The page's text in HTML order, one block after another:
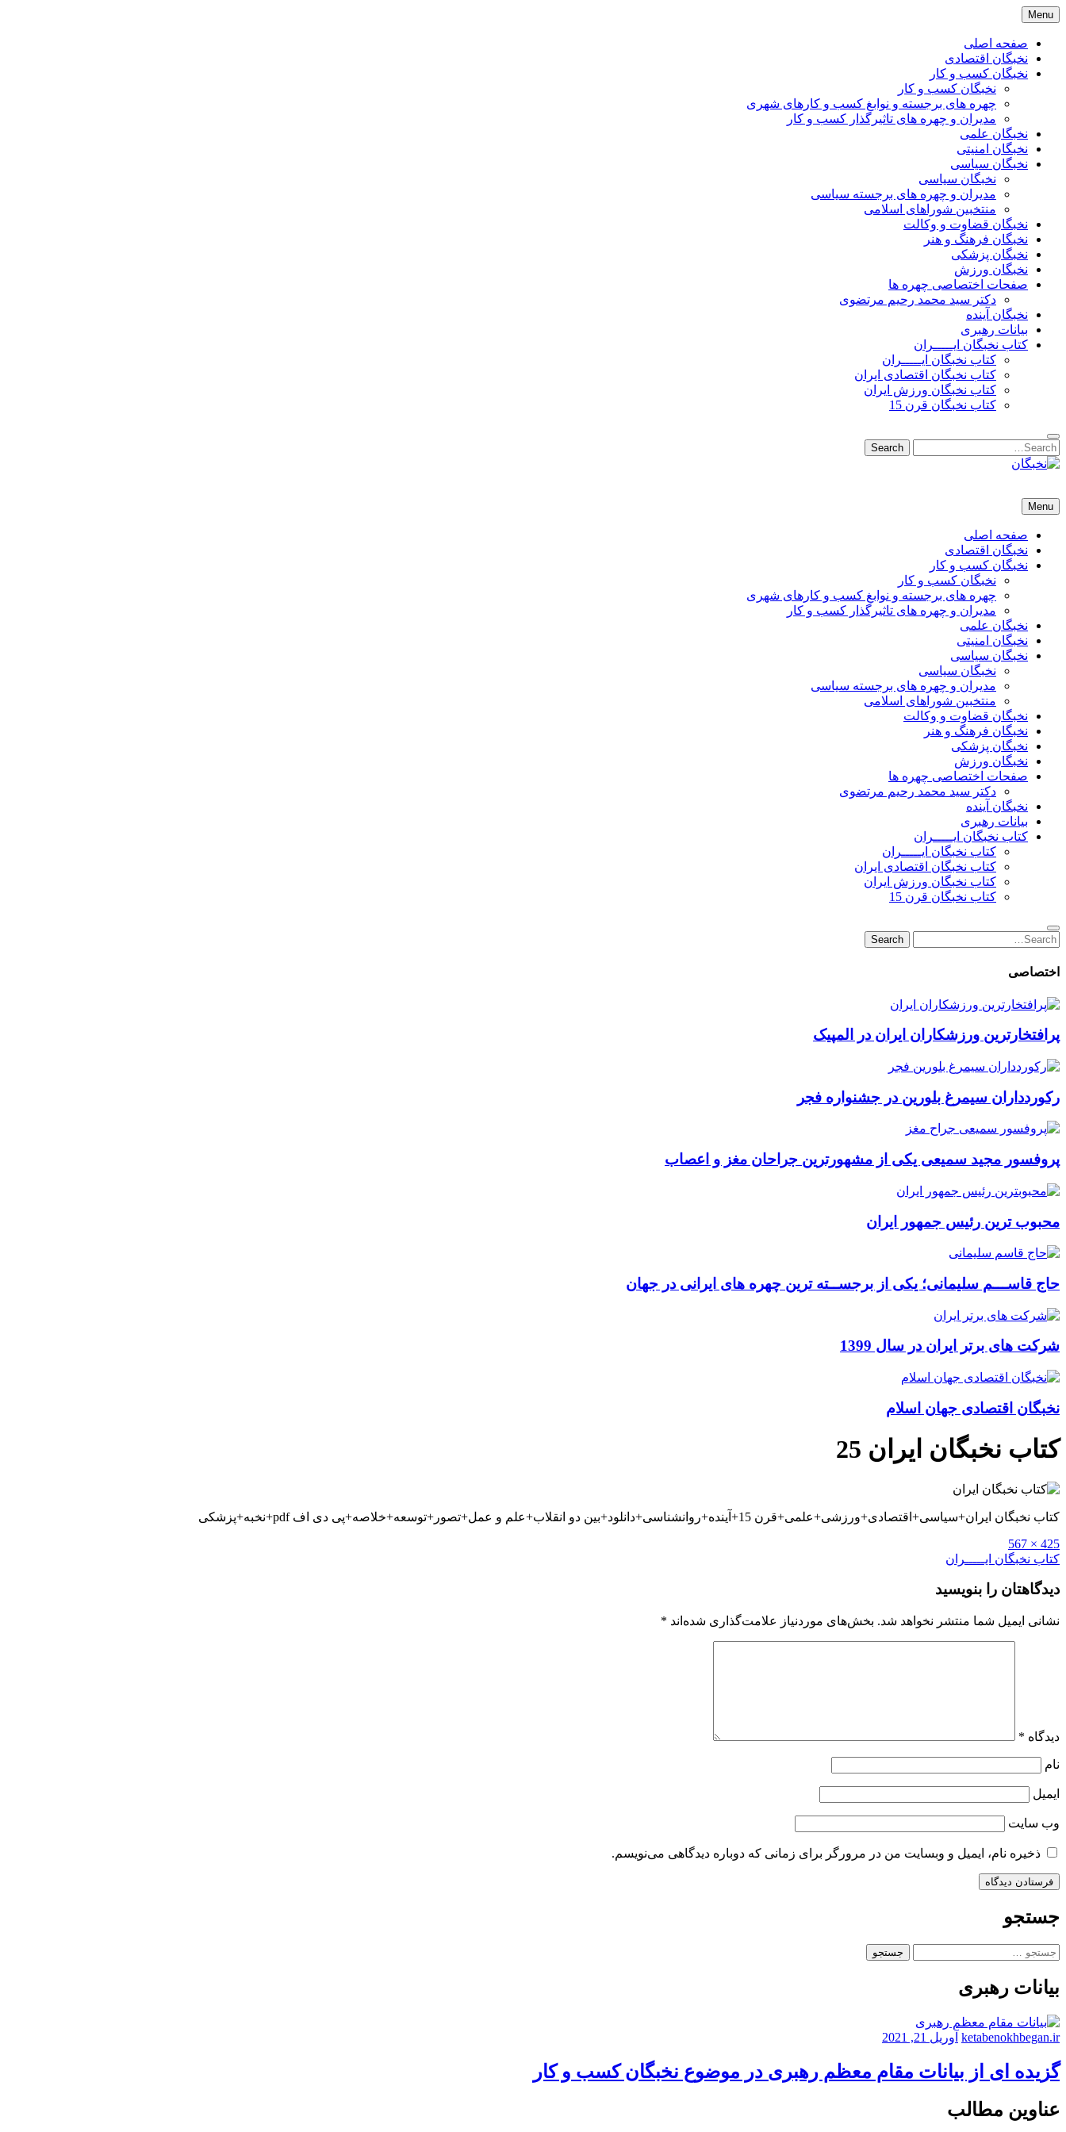
Skip
to
content
Menu
صفحه اصلی
نخبگان اقتصادی
نخبگان کسب و کار
نخبگان کسب و کار
چهره های برجسته و نوابغ کسب و کارهای شهری
مدیران و چهره های تاثیرگذار کسب و کار
نخبگان علمی
نخبگان امنیتی
نخبگان سیاسی
نخبگان سیاسی
مدیران و چهره های برجسته سیاسی
منتخبین شوراهای اسلامی
نخبگان قضاوت و وکالت
نخبگان فرهنگ و هنر
نخبگان پزشکی
نخبگان ورزش
صفحات اختصاصی چهره ها
دکتر سید محمد رحیم مرتضوی
نخبگان آینده
بیانات رهبری
کتاب نخبگان ایـــــران
کتاب نخبگان ایـــــران
کتاب نخبگان اقتصادی ایران
کتاب نخبگان ورزش ایران
کتاب نخبگان قرن 15
Search
for:
Search
نخبگان تایمز/ کتاب نخبگان + پورتال رسمی کتاب نخبگان ایران – کتاب نخبگان اقتصادی ایران – کتاب نخبگان قرن 15 – کتاب نخبگان ورزش ایران – کتاب نخبگان کسب و کار ایران – کتاب نخبگان ایران
Menu
صفحه اصلی
نخبگان اقتصادی
نخبگان کسب و کار
نخبگان کسب و کار
چهره های برجسته و نوابغ کسب و کارهای شهری
مدیران و چهره های تاثیرگذار کسب و کار
نخبگان علمی
نخبگان امنیتی
نخبگان سیاسی
نخبگان سیاسی
مدیران و چهره های برجسته سیاسی
منتخبین شوراهای اسلامی
نخبگان قضاوت و وکالت
نخبگان فرهنگ و هنر
نخبگان پزشکی
نخبگان ورزش
صفحات اختصاصی چهره ها
دکتر سید محمد رحیم مرتضوی
نخبگان آینده
بیانات رهبری
کتاب نخبگان ایـــــران
کتاب نخبگان ایـــــران
کتاب نخبگان اقتصادی ایران
کتاب نخبگان ورزش ایران
کتاب نخبگان قرن 15
Search
for:
Search
اختصاصی
پرافتخارترین ورزشکاران ایران در المپیک
رکوردداران سیمرغ بلورین در جشنواره فجر
پروفسور مجید سمیعی یکی از مشهورترین جراحان مغز و اعصاب
محبوب ترین رئیس جمهور ایران
حاج قاســـم سلیمانی؛ یکی از برجســته ترین چهره های ایرانی در جهان
شرکت های برتر ایران در سال 1399
نخبگان اقتصادی جهان اسلام
کتاب نخبگان ایران 25
کتاب نخبگان ایران+سیاسی+اقتصادی+ورزشی+علمی+قرن 15+آینده+روانشناسی+دانلود+بین دو انقلاب+علم و عمل+تصور+توسعه+خلاصه+پی دی اف pdf+نخبه+پزشکی
Full
size
425 × 567
راهبری
نوشته
کتاب نخبگان ایـــــران
دیدگاهتان را بنویسید
نشانی ایمیل شما منتشر نخواهد شد. بخش‌های موردنیاز علامت‌گذاری شده‌اند *
دیدگاه *
نام
ایمیل
وب‌ سایت
ذخیره نام، ایمیل و وبسایت من در مرورگر برای زمانی که دوباره دیدگاهی می‌نویسم.
جستجو
جستجو
بیانات رهبری
ketabenokhbegan.ir آوریل 21, 2021
گزیده ای از بیانات مقام معظم رهبری در موضوع نخبگان کسب و کار
عناوین مطالب